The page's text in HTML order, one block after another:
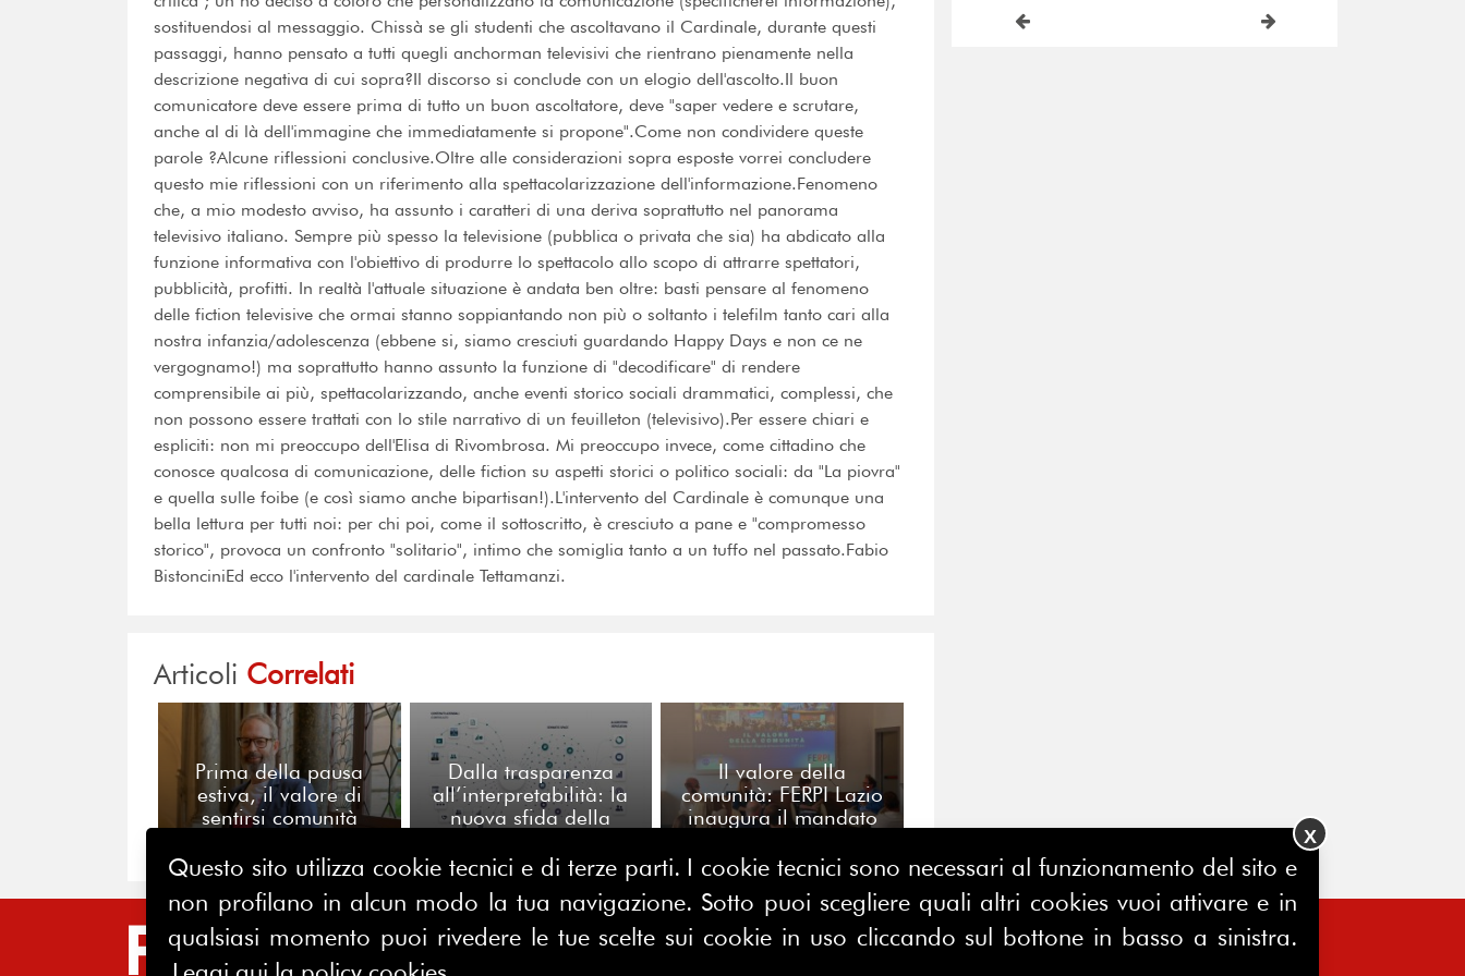
sostituendosi al messaggio. Chissà se gli studenti che ascoltavano il Cardinale, durante questi
passaggi, hanno pensato a tutti quegli anchorman televisivi che rientrano pienamente nella
descrizione negativa di cui sopra?Il discorso si conclude con un elogio dell'ascolto.Il buon
comunicatore deve essere prima di tutto un buon ascoltatore, deve "saper vedere e scrutare,
anche al di là dell'immagine che immediatamente si propone".Come non condividere queste
parole ?Alcune riflessioni conclusive.Oltre alle considerazioni sopra esposte vorrei concludere
questo mie riflessioni con un riferimento alla spettacolarizzazione dell'informazione.Fenomeno
che, a mio modesto avviso, ha assunto i caratteri di una deriva soprattutto nel panorama
televisivo italiano. Sempre più spesso la televisione (pubblica o privata che sia) ha abdicato alla
funzione informativa con l'obiettivo di produrre lo spettacolo allo scopo di attrarre spettatori,
pubblicità, profitti. In realtà l'attuale situazione è andata ben oltre: basti pensare al fenomeno
delle fiction televisive che ormai stanno soppiantando non più o soltanto i telefilm tanto cari alla
nostra infanzia/adolescenza (ebbene si, siamo cresciuti guardando Happy Days e non ce ne
vergognamo!) ma soprattutto hanno assunto la funzione di "decodificare" di rendere
comprensibile ai più, spettacolarizzando, anche eventi storico sociali drammatici, complessi, che
non possono essere trattati con lo stile narrativo di un feuilleton (televisivo).Per essere chiari e
espliciti: non mi preoccupo dell'Elisa di Rivombrosa. Mi preoccupo invece, come cittadino che
conosce qualcosa di comunicazione, delle fiction su aspetti storici o politico sociali: da "La piovra"
e quella sulle foibe (e così siamo anche bipartisan!).L'intervento del Cardinale è comunque una
bella lettura per tutti noi: per chi poi, come il sottoscritto, è cresciuto a pane e "compromesso
storico", provoca un confronto "solitario", intimo che somiglia tanto a un tuffo nel passato.Fabio
BistonciniEd ecco l'intervento del cardinale Tettamanzi.
Articoli Correlati
Prima della pausa
estiva, il valore di
sentirsi comunità
Dalla trasparenza
all’interpretabilità: la
nuova sfida della
Il valore della
comunità: FERPI Lazio
inaugura il mandato
SITE MAP CONTATTACI
Questo sito utilizza cookie tecnici e di terze parti. I cookie tecnici sono necessari al funzionamento del sito e
non profilano in alcun modo la tua navigazione. Sotto puoi scegliere quali altri cookies vuoi attivare e in
qualsiasi momento puoi rivedere le tue scelte sui cookie in uso cliccando sul bottone in basso a sinistra.
X